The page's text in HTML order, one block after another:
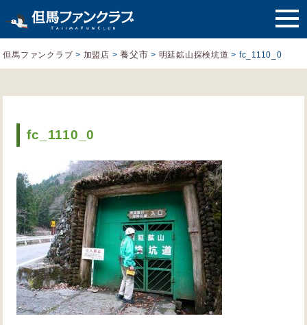
但馬ファンクラブ > 加盟店 >養父市 > 明延鉱山探検坑道 > fc_1110_0
fc_1110_0